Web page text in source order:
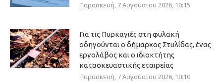
Παρασκευή, 7 Αυγούστου 2026, 10:15
Για τις Πυρκαγιές στη φυλακή
οδηγούνται ο δήμαρχος Στυλίδας, ένας
εργολάβος και ο ιδιοκτήτης
κατασκευαστικής εταιρείας
Παρασκευή, 7 Αυγούστου 2026, 10:10